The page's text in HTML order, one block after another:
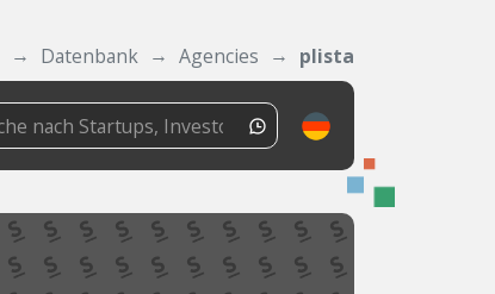
Datenbank Agencies plista